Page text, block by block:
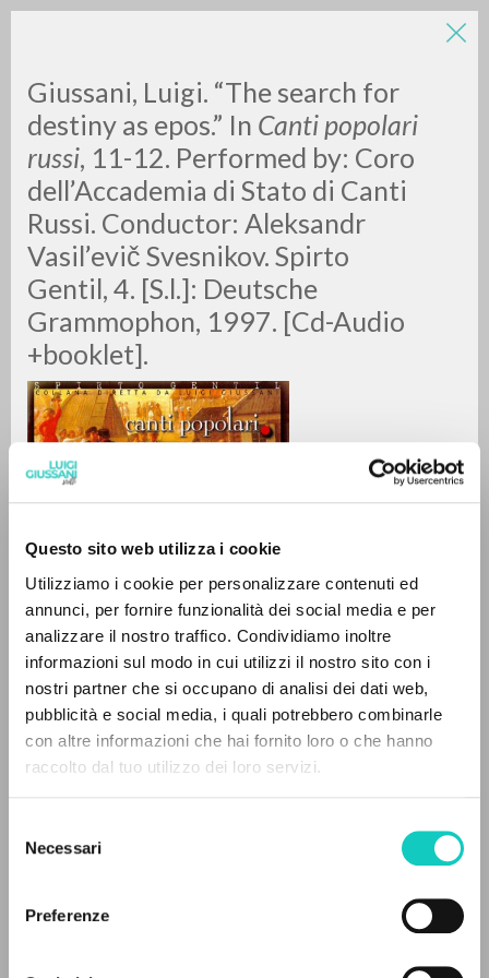
Questo sito web utilizza i cookie
Utilizziamo i cookie per personalizzare contenuti ed
annunci, per fornire funzionalità dei social media e per
analizzare il nostro traffico. Condividiamo inoltre
informazioni sul modo in cui utilizzi il nostro sito con i
nostri partner che si occupano di analisi dei dati web,
pubblicità e social media, i quali potrebbero combinarle
con altre informazioni che hai fornito loro o che hanno
raccolto dal tuo utilizzo dei loro servizi.
delNecessari
Preferenze
Giussani, Luigi. “The search for
destiny as epos.” In Canti popolari
russi, 11-12. Performed by: Coro
dell’Accademia di Stato di Canti
Russi. Conductor: Aleksandr
Vasil’evič Svesnikov. Spirto
Gentil, 4. [S.l.]: Deutsche
Grammophon, 1997. [Cd-Audio
+booklet].
Giussani LuigiAutore
Deutsche Grammophon
Inglese
21/05/2025
0DOCUMENTI TROVATI
IL PROGETTO
Il portale raccoglie e rende accessibili gli scritti
di Luigi Giussani: quasi 5000 voci bibliografiche,
testi integrali in 5 lingue e percorsi tematici
dedicati.